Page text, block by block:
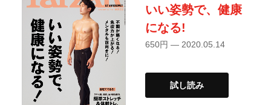
いい姿勢で、健康
になる!
650円 — 2020.05.14
試し読み